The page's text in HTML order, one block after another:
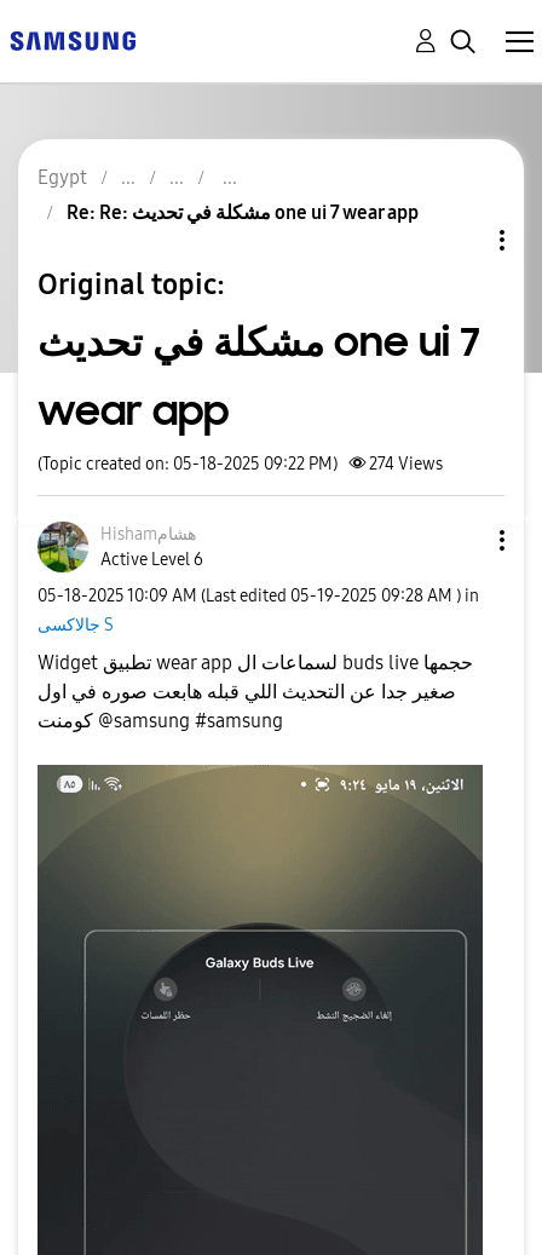
Egypt
Re: Re: مشكلة في تحديث one ui 7 wear app
Original topic:
مشكلة في تحديث one ui 7
wear app
(Topic created on: 05-18-2025 09:22 PM) 274Views
Hishamهشام
Active Level 6
‎05-18-202510:09 AM (Last edited ‎05-19-2025 09:28 AM ) in
جالاكسى S
Widget تطبيق wear app لسماعات ال buds live حجمها
صغير جدا عن التحديث اللي قبله هابعت صوره في اول
كومنت @samsung #samsung